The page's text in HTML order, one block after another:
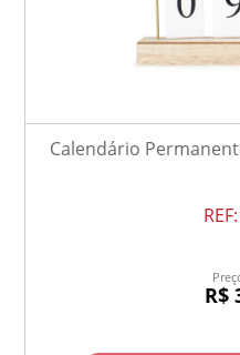
Calendário
REF:
R$